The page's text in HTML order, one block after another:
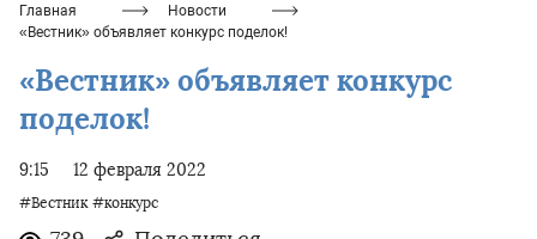
Главная
Новости
«Вестник» объявляет конкурс поделок!
«Вестник» объявляет конкурс
поделок!
9:15 12 февраля 2022
#Вестник #конкурс